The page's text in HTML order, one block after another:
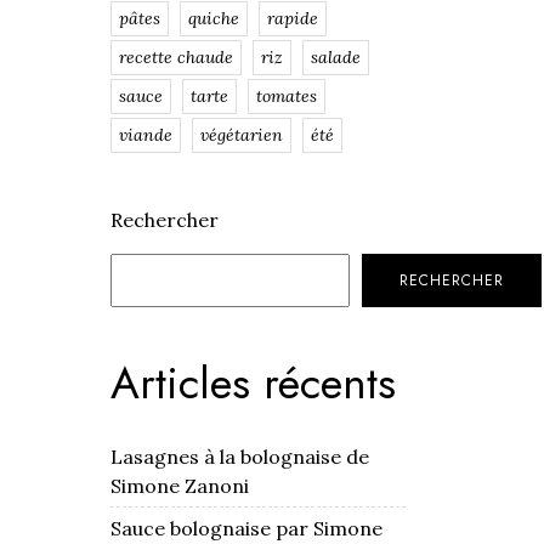
pâtes
quiche
rapide
recette chaude
riz
salade
sauce
tarte
tomates
viande
végétarien été
Rechercher
RECHERCHER
Articles récents
Lasagnes à la bolognaise de
Simone Zanoni
Sauce bolognaise par Simone